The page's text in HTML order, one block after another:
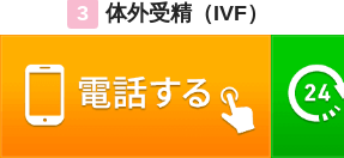
体外受精（IVF）
卵子と精子を体外で受
宮に戻す。
顕微授精（ICSI）